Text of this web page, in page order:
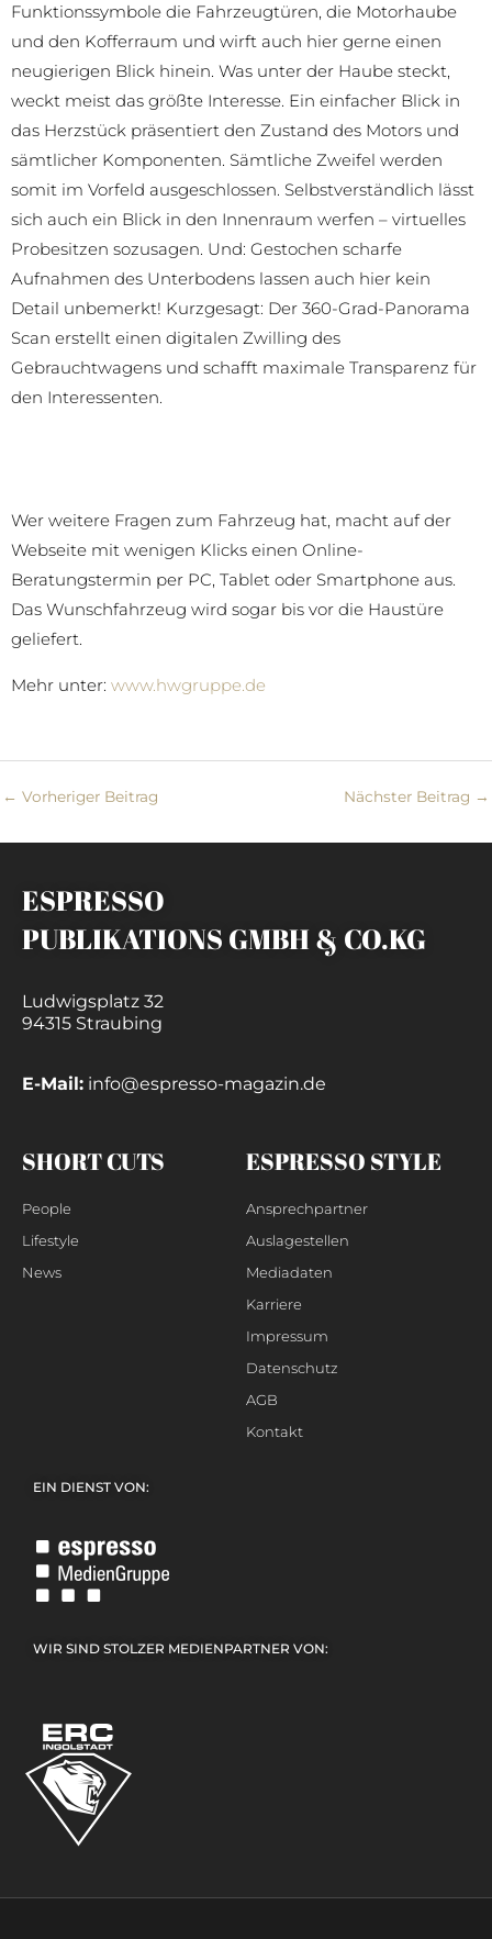
Funktionssymbole die Fahrzeugtüren, die Motorhaube
und den Kofferraum und wirft auch hier gerne einen
neugierigen Blick hinein. Was unter der Haube steckt,
weckt meist das größte Interesse. Ein einfacher Blick in
das Herzstück präsentiert den Zustand des Motors und
sämtlicher Komponenten. Sämtliche Zweifel werden
somit im Vorfeld ausgeschlossen. Selbstverständlich lässt
sich auch ein Blick in den Innenraum werfen – virtuelles
Probesitzen sozusagen. Und: Gestochen scharfe
Aufnahmen des Unterbodens lassen auch hier kein
Detail unbemerkt! Kurzgesagt: Der 360-Grad-Panorama
Scan erstellt einen digitalen Zwilling des
Gebrauchtwagens und schafft maximale Transparenz für
den Interessenten.
Wer weitere Fragen zum Fahrzeug hat, macht auf der
Webseite mit wenigen Klicks einen Online-
Beratungstermin per PC, Tablet oder Smartphone aus.
Das Wunschfahrzeug wird sogar bis vor die Haustüre
geliefert.
Mehr unter: www.hwgruppe.de
← Vorheriger Beitrag Nächster Beitrag →
ESPRESSO
PUBLIKATIONS GMBH & CO.KG
Ludwigsplatz 32
94315 Straubing
E-Mail: info@espresso-magazin.de
SHORT CUTS
People
Lifestyle
News
ESPRESSO STYLE
Ansprechpartner
Auslagestellen
Mediadaten
Karriere
Impressum
Datenschutz
AGB
Kontakt
EIN DIENST VON:
WIR SIND STOLZER MEDIENPARTNER VON: